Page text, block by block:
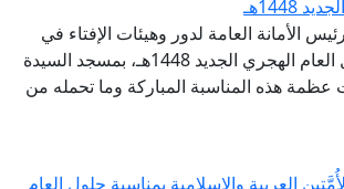
الأمانة العامة لدور وهيئات الإفتاء في
العالم، مساء اليوم الإثنين، احتفال وزارة الأوقاف بمناسبة حلول العام الهجري الجديد 1448هـ، بمسجد السيدة
هذه المناسبة المباركة وما تحمله من
العربية والإسلامية بمناسبة حلول العام